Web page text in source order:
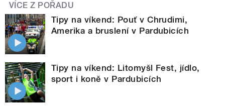
VÍCE Z POŘADU
Tipy na víkend: Pouť v Chrudimi,
Amerika a bruslení v Pardubicích
Tipy na víkend: Litomyšl Fest, jídlo,
sport i koně v Pardubicích